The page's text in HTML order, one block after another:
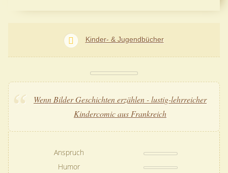
Kinder- & Jugendbücher
Wenn Bilder Geschichten erzählen - lustig-lehrreicher
Kindercomic aus Frankreich
Anspruch
Humor